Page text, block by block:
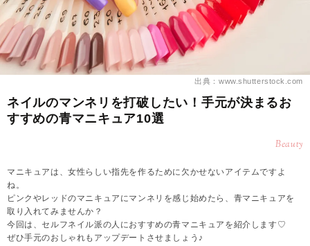
出典：www.shutterstock.com
ネイルのマンネリを打破したい！手元が決まるお
すすめの青マニキュア10選
Beauty
マニキュアは、女性らしい指先を作るために欠かせないアイテムですよ
ね。
ピンクやレッドのマニキュアにマンネリを感じ始めたら、青マニキュアを
取り入れてみませんか？
今回は、セルフネイル派の人におすすめの青マニキュアを紹介します♡
ぜひ手元のおしゃれもアップデートさせましょう♪